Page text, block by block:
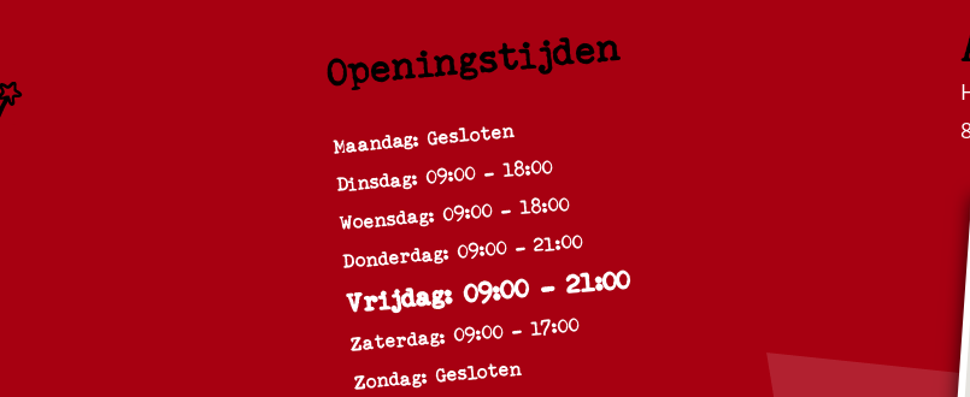
Openingstijden
Maandag: Gesloten
Dinsdag: 09:00 - 18:00
Woensdag: 09:00 - 18:00
Donderdag: 09:00 - 21:00
Vrijdag: 09:00 - 21:00
Zaterdag: 09:00 - 17:00
Zondag: Gesloten